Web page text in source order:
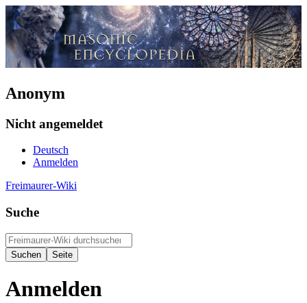
Anonym
Nicht angemeldet
Deutsch
Anmelden
Freimaurer-Wiki
Suche
Anmelden